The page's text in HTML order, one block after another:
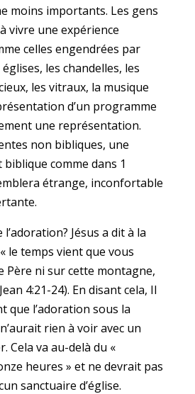
moins importants. Les gens
vivre une expérience
celles engendrées par
les chandelles, les
les vitraux, la musique
d’un programme
une représentation.
non bibliques, une
comme dans 1
étrange, inconfortable
Jésus a dit à la
le temps vient que vous
Père ni sur cette montagne,
4:21-24). En disant cela, Il
que l’adoration sous la
rien à voir avec un
Cela va au-delà du «
heures » et ne devrait pas
sanctuaire d’église.